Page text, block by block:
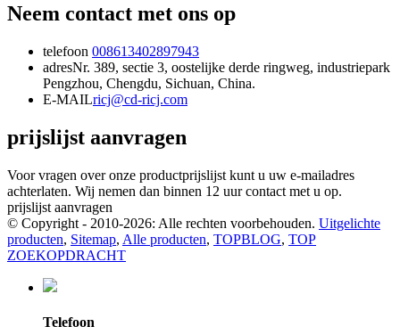
Neem contact met ons op
telefoon 008613402897943
adresNr. 389, sectie 3, oostelijke derde ringweg, industriepark
Pengzhou, Chengdu, Sichuan, China.
E-MAILricj@cd-ricj.com
prijslijst aanvragen
Voor vragen over onze productprijslijst kunt u uw e-mailadres
achterlaten. Wij nemen dan binnen 12 uur contact met u op.
prijslijst aanvragen
© Copyright - 2010-2026: Alle rechten voorbehouden. Uitgelichte
producten, Sitemap, Alle producten, TOPBLOG, TOP
ZOEKOPDRACHT
Telefoon